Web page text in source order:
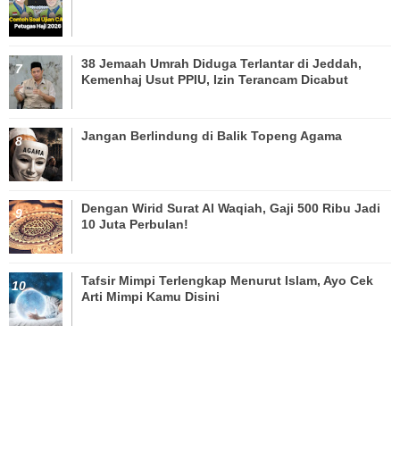
38 Jemaah Umrah Diduga Terlantar di Jeddah,
Kemenhaj Usut PPIU, Izin Terancam Dicabut
Jangan Berlindung di Balik Topeng Agama
Dengan Wirid Surat Al Waqiah, Gaji 500 Ribu Jadi
10 Juta Perbulan!
Tafsir Mimpi Terlengkap Menurut Islam, Ayo Cek
Arti Mimpi Kamu Disini